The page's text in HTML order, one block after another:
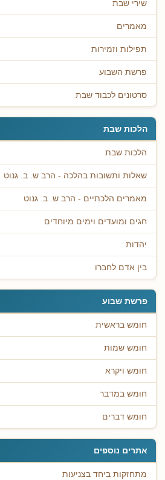
שירי שבת
מאמרים
תפילות וזמירות
פרשת השבוע
סרטונים לכבוד שבת
הלכות שבת
הלכות שבת
שאלות ותשובות בהלכה - הרב ש. ב. גנוט
מאמרים הלכתיים - הרב ש. ב. גנוט
חגים ומועדים וימים מיוחדים
יהדות
בין אדם לחברו
פרשת שבוע
חומש בראשית
חומש שמות
חומש ויקרא
חומש במדבר
חומש דברים
אתרים נוספים
מתחזקות ביחד בצניעות